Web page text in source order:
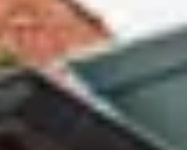
HUIS KOPEN
HUIS VERHUREN
ONZE DIENSTEN
CONTACT